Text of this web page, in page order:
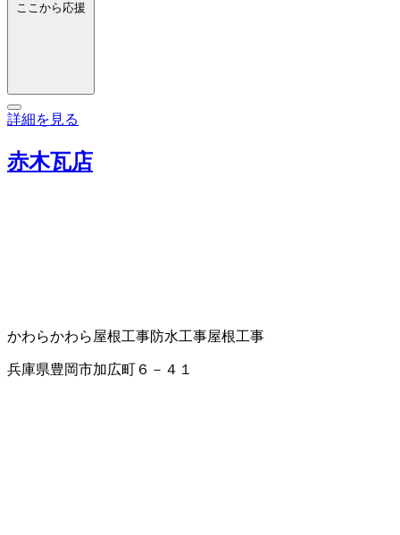
ここから応援
詳細を見る
赤木瓦店
かわらかわら屋根工事防水工事屋根工事
兵庫県豊岡市加広町６－４１